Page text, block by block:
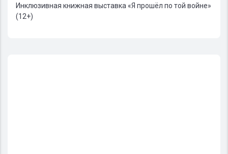
Инклюзивная книжная выставка «Я прошёл по той войне»
(12+)